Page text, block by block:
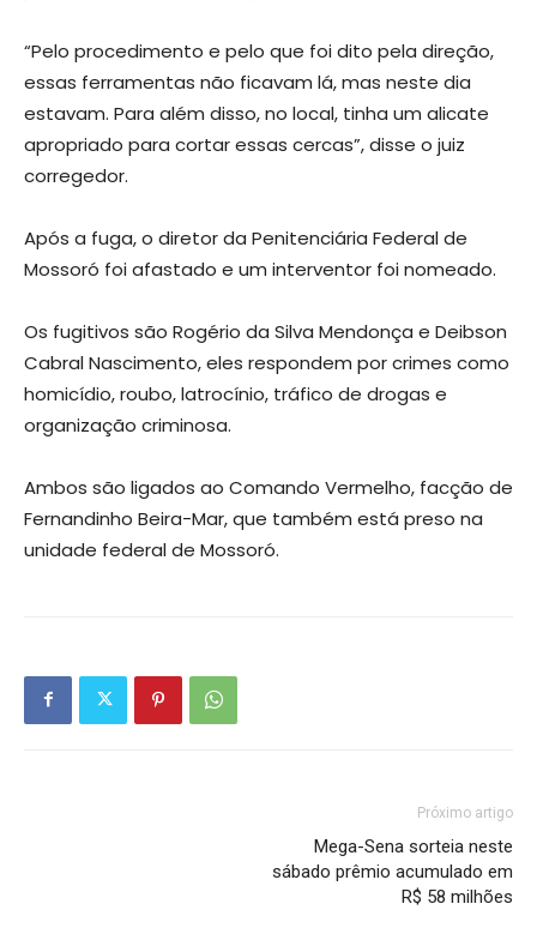
“Pelo procedimento e pelo que foi dito pela direção,
essas ferramentas não ficavam lá, mas neste dia
estavam. Para além disso, no local, tinha um alicate
apropriado para cortar essas cercas”, disse o juiz
corregedor.
Após a fuga, o diretor da Penitenciária Federal de
Mossoró foi afastado e um interventor foi nomeado.
Os fugitivos são Rogério da Silva Mendonça e Deibson
Cabral Nascimento, eles respondem por crimes como
homicídio, roubo, latrocínio, tráfico de drogas e
organização criminosa.
Ambos são ligados ao Comando Vermelho, facção de
Fernandinho Beira-Mar, que também está preso na
unidade federal de Mossoró.
Próximo artigo
Mega-Sena sorteia neste
sábado prêmio acumulado em
R$ 58 milhões